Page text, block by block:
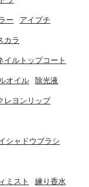
ー アイプチ
カラ
イルトップコート
オイル 除光液
レヨンリップ
シャドウブラシ
ミスト 練り香水